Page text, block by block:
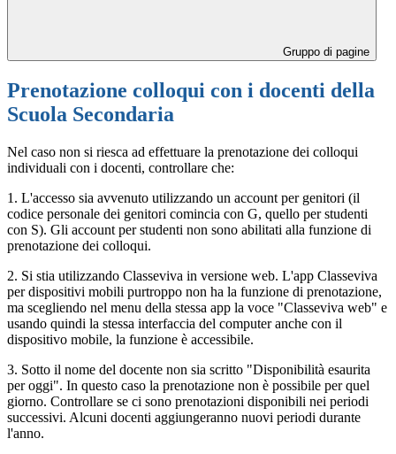
Gruppo di pagine
Prenotazione colloqui con i docenti della
Scuola Secondaria
Nel caso non si riesca ad effettuare la prenotazione dei colloqui
individuali con i docenti, controllare che:
1. L'accesso sia avvenuto utilizzando un account per genitori (il
codice personale dei genitori comincia con G, quello per studenti
con S). Gli account per studenti non sono abilitati alla funzione di
prenotazione dei colloqui.
2. Si stia utilizzando Classeviva in versione web. L'app Classeviva
per dispositivi mobili purtroppo non ha la funzione di prenotazione,
ma scegliendo nel menu della stessa app la voce "Classeviva web" e
usando quindi la stessa interfaccia del computer anche con il
dispositivo mobile, la funzione è accessibile.
3. Sotto il nome del docente non sia scritto "Disponibilità esaurita
per oggi". In questo caso la prenotazione non è possibile per quel
giorno. Controllare se ci sono prenotazioni disponibili nei periodi
successivi. Alcuni docenti aggiungeranno nuovi periodi durante
l'anno.